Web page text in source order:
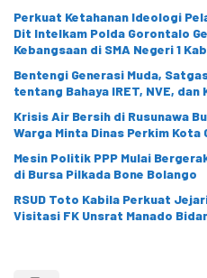
Perkuat Ketahanan Ideologi
Dit Intelkam Polda Gorontalo
Kebangsaan di SMA Negeri 1
Bentengi Generasi Muda,
tentang Bahaya IRET, NVE, dan
Krisis Air Bersih di Rusunawa
Warga Minta Dinas Perkim
Mesin Politik PPP Mulai
di Bursa Pilkada Bone Bolango
RSUD Toto Kabila Perkuat
Visitasi FK Unsrat Manado